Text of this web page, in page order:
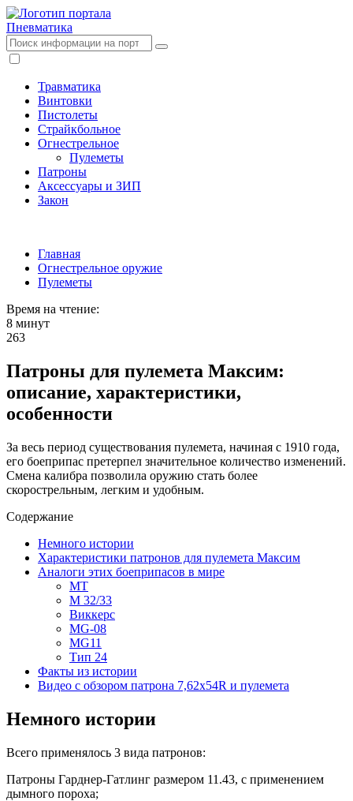
Пневматика
Травматика
Винтовки
Пистолеты
Страйкбольное
Огнестрельное
Пулеметы
Патроны
Аксессуары и ЗИП
Закон
Главная
Огнестрельное оружие
Пулеметы
Время на чтение:
8 минут
263
Патроны для пулемета Максим:
описание, характеристики,
особенности
За весь период существования пулемета, начиная с 1910 года,
его боеприпас претерпел значительное количество изменений.
Смена калибра позволила оружию стать более
скорострельным, легким и удобным.
Содержание
Немного истории
Характеристики патронов для пулемета Максим
Аналоги этих боеприпасов в мире
МТ
М 32/33
Виккерс
MG-08
MG11
Тип 24
Факты из истории
Видео с обзором патрона 7,62х54R и пулемета
Немного истории
Всего применялось 3 вида патронов:
Патроны Гарднер-Гатлинг размером 11.43, с применением
дымного пороха;